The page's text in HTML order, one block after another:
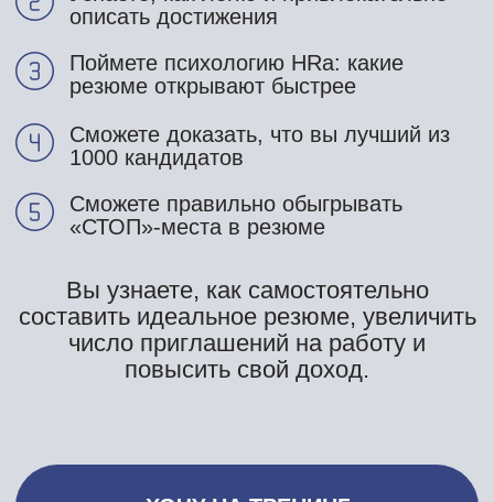
Ваше резюме игнорируют?
Вы много откликаетесь, но не
Хотите выделяться среди тысячи
других кандидатов?
Не знаете, что именно нужно
указать в резюме, чтобы показать
себя сильным кандидатом?